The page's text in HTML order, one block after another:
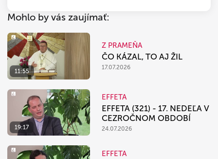
Mohlo by vás zaujímať:
11:55
Z PRAMEŇA
ČO KÁZAL, TO AJ ŽIL
17.07.2026
19:17
EFFETA
EFFETA (321) - 17. NEDEĽA V
CEZROČNOM OBDOBÍ
24.07.2026
EFFETA